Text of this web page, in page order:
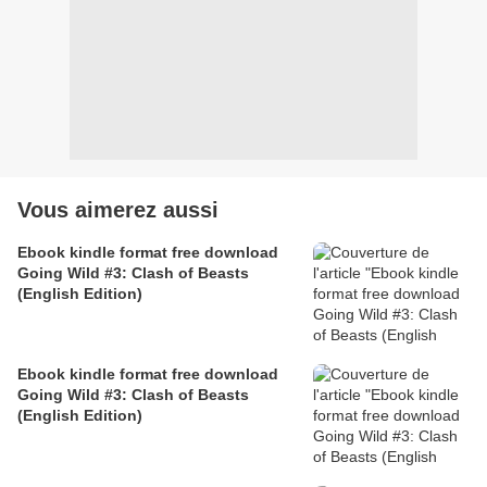
Vous aimerez aussi
Ebook kindle format free download
Going Wild #3: Clash of Beasts
(English Edition)
Ebook kindle format free download
Going Wild #3: Clash of Beasts
(English Edition)